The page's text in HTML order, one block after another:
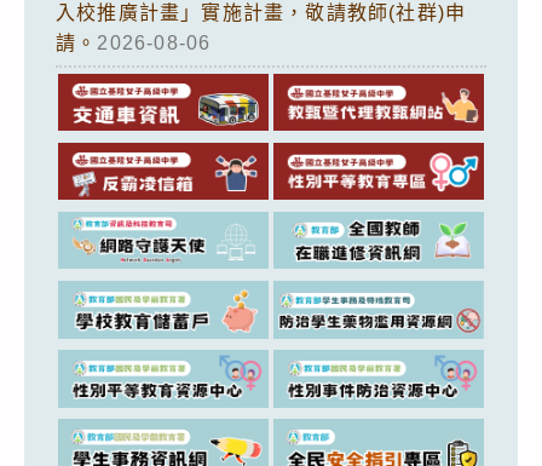
入校推廣計畫」實施計畫，敬請教師(社群)申
請。 2026-08-06